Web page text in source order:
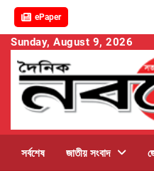
ePaper
Skip
content
Sunday, August 9, 2026
সর্বশেষ জাতীয় সংবাদ